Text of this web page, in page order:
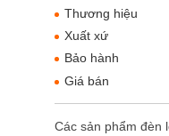
Thương hiệu
Xuất xứ
Bảo hành
Giá bán
Các sản phẩm đèn